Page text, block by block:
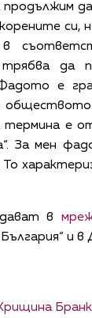
си,
в
да
е
обществото
термина е
За мен
То
в
и в